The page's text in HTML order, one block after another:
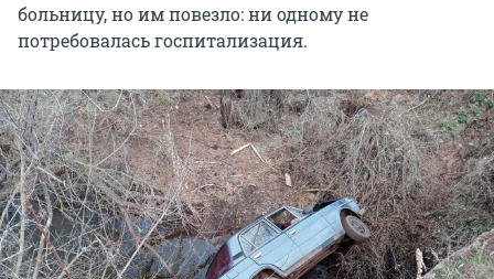
больницу, но им повезло: ни одному не
потребовалась госпитализация.